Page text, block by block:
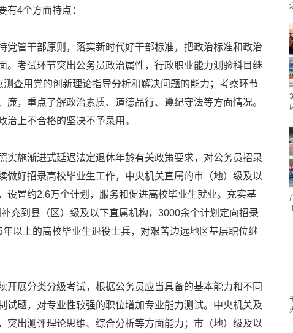
有4个方面特点：
党管干部原则，落实新时代好干部标准，把政治标准和政治
。考试环节突出公务员政治属性，行政职业能力测验科目继
测查用党的创新理论指导分析和解决问题的能力；考察环节
廉，重点了解政治素质、道德品行、遵纪守法等方面情况。
治上不合格的坚决不予录用。
实施渐进式延迟法定退休年龄有关政策要求，对公务员招录
做好招录高校毕业生工作，中央机关直属的市（地）级及以
设置约2.6万个计划，服务和促进高校毕业生就业。充实基
充到县（区）级及以下直属机构，3000余个计划定向招录
以上的高校毕业生退役士兵，对艰苦边远地区基层职位继
开展分类分级考试，根据公务员应当具备的基本能力和不同
试题，对专业性较强的职位增加专业能力测试。中央机关及
突出测评理论思维、综合分析等方面能力；市（地）级及以